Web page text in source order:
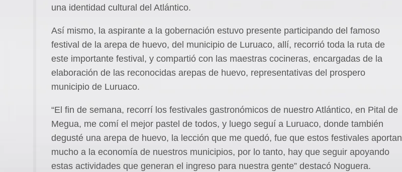
una identidad cultural del Atlántico.
Así mismo, la aspirante a la gobernación estuvo presente participando del famoso
festival de la arepa de huevo, del municipio de Luruaco, allí, recorrió toda la ruta de
este importante festival, y compartió con las maestras cocineras, encargadas de la
elaboración de las reconocidas arepas de huevo, representativas del prospero
municipio de Luruaco.
“El fin de semana, recorrí los festivales gastronómicos de nuestro Atlántico, en Pital de
Megua, me comí el mejor pastel de todos, y luego seguí a Luruaco, donde también
degusté una arepa de huevo, la lección que me quedó, fue que estos festivales aportan
mucho a la economía de nuestros municipios, por lo tanto, hay que seguir apoyando
estas actividades que generan el ingreso para nuestra gente” destacó Noguera.